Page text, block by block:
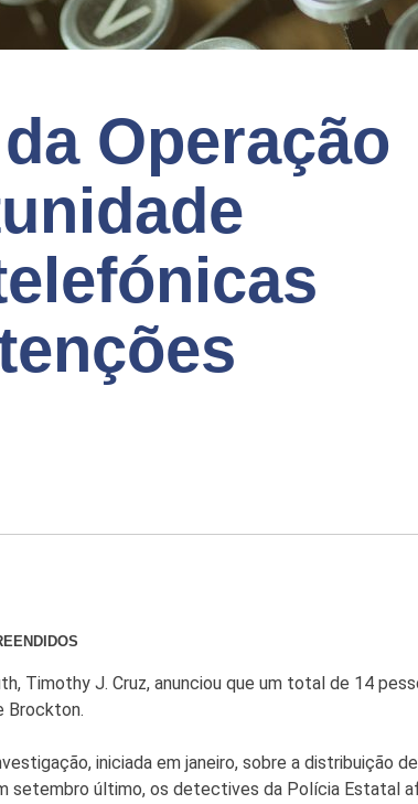
Operação
Timothy J. Cruz, anunciou que um total de 14
Brockton.
iniciada em janeiro, sobre a distribuição
setembro último, os detectives da Polícia Estatal